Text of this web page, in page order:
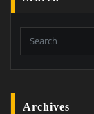
Archives